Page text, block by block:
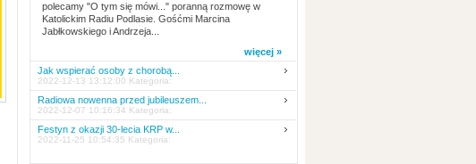
polecamy "O tym się mówi..." poranną rozmowę w
Katolickim Radiu Podlasie. Gośćmi Marcina
Jabłkowskiego i Andrzeja...
więcej »
Jak wspierać osoby z chorobą...
2022-12-13 13:12:00 Kategoria:
Radiowa nowenna przed jubileuszem...
2022-12-07 10:16:34 Kategoria:
Festyn z okazji 30-lecia KRP w...
2022-11-25 10:54:35 Kategoria: